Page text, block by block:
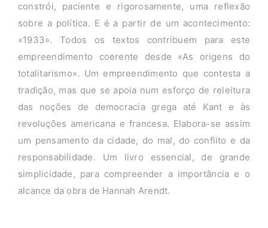
constrói, paciente e rigorosamente, uma reflexão
sobre a política. E é a partir de um acontecimento:
«1933». Todos os textos contribuem para este
empreendimento coerente desde «As origens do
totalitarismo». Um empreendimento que contesta a
tradição, mas que se apoia num esforço de releitura
das noções de democracia grega até Kant e às
revoluções americana e francesa. Elabora-se assim
um pensamento da cidade, do mal, do conflito e da
responsabilidade. Um livro essencial, de grande
simplicidade, para compreender a importância e o
alcance da obra de Hannah Arendt.